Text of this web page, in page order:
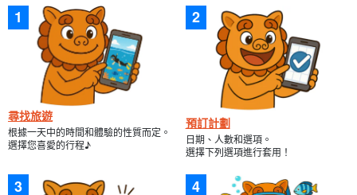
尋找旅遊
根據一天中的時間和體驗的性質而定。
選擇您喜愛的行程♪
預訂計劃
日期、人數和選項。
選擇下列選項進行套用！